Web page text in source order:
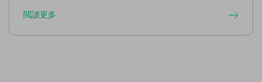
閲讀更多